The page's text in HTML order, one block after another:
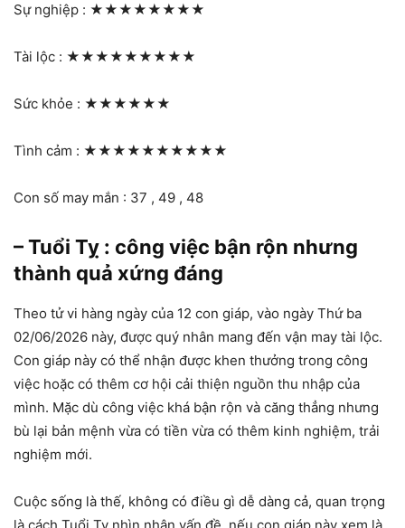
Sự nghiệp : ★★★★★★★★
Tài lộc : ★★★★★★★★★
Sức khỏe : ★★★★★★
Tình cảm : ★★★★★★★★★★
Con số may mắn : 37 , 49 , 48
– Tuổi Tỵ : công việc bận rộn nhưng
thành quả xứng đáng
Theo tử vi hàng ngày của 12 con giáp, vào ngày Thứ ba
02/06/2026 này, được quý nhân mang đến vận may tài lộc.
Con giáp này có thể nhận được khen thưởng trong công
việc hoặc có thêm cơ hội cải thiện nguồn thu nhập của
mình. Mặc dù công việc khá bận rộn và căng thẳng nhưng
bù lại bản mệnh vừa có tiền vừa có thêm kinh nghiệm, trải
nghiệm mới.
Cuộc sống là thế, không có điều gì dễ dàng cả, quan trọng